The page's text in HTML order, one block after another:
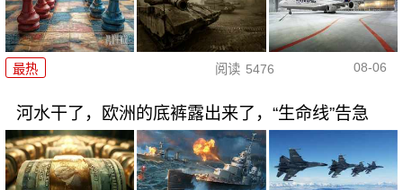
最热 阅读 5476 08-06
河水干了，欧洲的底裤露出来了，“生命线”告急